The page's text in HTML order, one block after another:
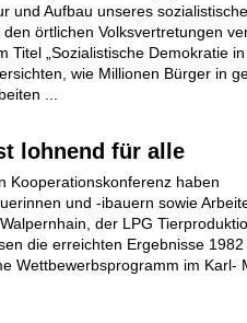
und Aufbau unseres
örtlichen Volksvertretungen
Titel „Sozialistische Demokratie
wie Millionen Bürger in
...
lohnend für alle
Kooperationskonferenz haben
und -ibauern sowie
der LPG
die erreichten Ergebnisse
Wettbewerbsprogramm im Karl-